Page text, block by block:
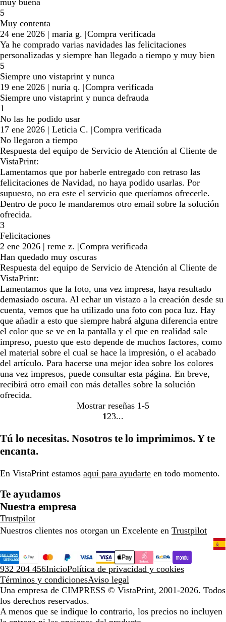
5
Muy contenta
24 ene 2026 | maria g. |Compra verificada
Ya he comprado varias navidades las felicitaciones
personalizadas y siempre han llegado a tiempo y muy bien
5
Siempre uno vistaprint y nunca
19 ene 2026 | nuria q. |Compra verificada
Siempre uno vistaprint y nunca defrauda
1
No las he podido usar
17 ene 2026 | Leticia C. |Compra verificada
No llegaron a tiempo
Respuesta del equipo de Servicio de Atención al Cliente de
VistaPrint:
Lamentamos que por haberle entregado con retraso las
felicitaciones de Navidad, no haya podido usarlas. Por
supuesto, no era este el servicio que queríamos ofrecerle.
Dentro de poco le mandaremos otro email sobre la solución
ofrecida.
3
Felicitaciones
2 ene 2026 | reme z. |Compra verificada
Han quedado muy oscuras
Respuesta del equipo de Servicio de Atención al Cliente de
VistaPrint:
Lamentamos que la foto, una vez impresa, haya resultado
demasiado oscura. Al echar un vistazo a la creación desde su
cuenta, vemos que ha utilizado una foto con poca luz. Hay
que añadir a esto que siempre habrá alguna diferencia entre
el color que se ve en la pantalla y el que en realidad sale
impreso, puesto que esto depende de muchos factores, como
el material sobre el cual se hace la impresión, o el acabado
del artículo. Para hacerse una mejor idea sobre los colores
una vez impresos, puede consultar esta página. En breve,
recibirá otro email con más detalles sobre la solución
ofrecida.
Mostrar reseñas 1-5
Ir
la
1 Ir
la
2 Ir
la
3
Tú lo necesitas. Nosotros te lo imprimimos. Y te
encanta.
En VistaPrint estamos aquí para ayudarte en todo momento.
Te ayudamos
Nuestra empresa
Trustpilot
Nuestros clientes nos otorgan un Excelente en Trustpilot
932 204 456InicioPolítica de privacidad y cookies
Términos y condicionesAviso legal
Una empresa de CIMPRESS © VistaPrint, 2001-2026. Todos
los derechos reservados.
A menos que se indique lo contrario, los precios no incluyen